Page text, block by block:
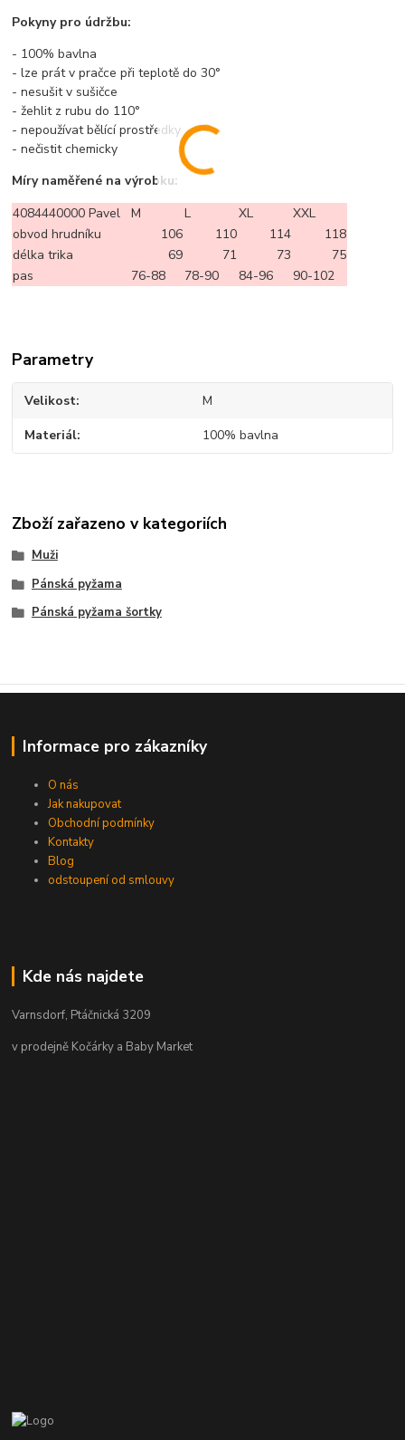
Pokyny pro údržbu:
- 100% bavlna
- lze prát v pračce při teplotě do 30°
- nesušit v sušičce
- žehlit z rubu do 110°
- nepoužívat bělící prostředky
- nečistit chemicky
Míry naměřené na výrobku:
4084440000 Pavel
M L XL
XXL
obvod hrudníku
106 110 114
118
délka trika
69 71 73
75
pas
76-88 78-90 84-96 90-102
Parametry
Velikost M
Materiál 100% bavlna
Zboží zařazeno v kategoriích
Muži
Pánská pyžama
Pánská pyžama šortky
Informace pro zákazníky
O nás
Jak nakupovat
Obchodní podmínky
Kontakty
Blog
odstoupení od smlouvy
Kde nás najdete
Varnsdorf, Ptáčnická 3209
v prodejně Kočárky a Baby Market